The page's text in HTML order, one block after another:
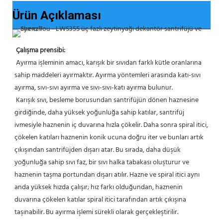
Ürün Açıklaması
Çalışma prensibi:
sahip maddeleri ayırmaktır. Ayırma yöntemleri arasında katı-sıvı
ayırma, sıvı-sıvı ayırma ve sıvı-sıvı-katı ayırma bulunur.
girdiğinde, daha yüksek yoğunluğa sahip katılar, santrifüj
ivmesiyle haznenin iç duvarına hızla çökelir. Daha sonra spiral itici,
çökelen katıları haznenin konik ucuna doğru iter ve bunları artık
çıkışından santrifüjden dışarı atar. Bu sırada, daha düşük
yoğunluğa sahip sıvı faz, bir sıvı halka tabakası oluşturur ve
haznenin taşma portundan dışarı atılır. Hazne ve spiral itici aynı
anda yüksek hızda çalışır; hız farkı olduğundan, haznenin
duvarına çökelen katılar spiral itici tarafından artık çıkışına
taşınabilir. Bu ayırma işlemi sürekli olarak gerçekleştirilir.